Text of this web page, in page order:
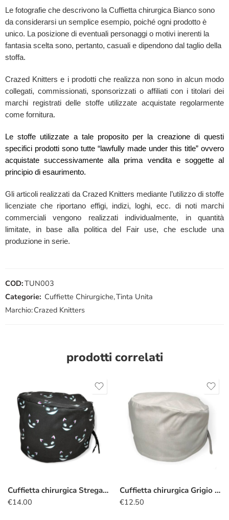
Le fotografie che descrivono la Cuffietta chirurgica Bianco sono
da considerarsi un semplice esempio, poiché ogni prodotto è
unico. La posizione di eventuali personaggi o motivi inerenti la
fantasia scelta sono, pertanto, casuali e dipendono dal taglio della
stoffa.
Crazed Knitters e i prodotti che realizza non sono in alcun modo
collegati, commissionati, sponsorizzati o affiliati con i titolari dei
marchi registrati delle stoffe utilizzate acquistate regolarmente
come fornitura.
Le stoffe utilizzate a tale proposito per la creazione di questi
specifici prodotti sono tutte “lawfully made under this title” ovvero
acquistate successivamente alla prima vendita e soggette al
principio di esaurimento.
Gli articoli realizzati da Crazed Knitters mediante l’utilizzo di stoffe
licenziate che riportano effigi, indizi, loghi, ecc. di noti marchi
commerciali vengono realizzati individualmente, in quantità
limitate, in base alla politica del Fair use, che esclude una
produzione in serie.
COD:TUN003
Categorie: Cuffiette Chirurgiche,Tinta Unita
Marchio:Crazed Knitters
prodotti correlati
Cuffietta chirurgica Stregatto silhouette nero
€14.00
Cuffietta chirurgica Grigio perla
€12.50